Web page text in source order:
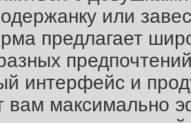
или
предлагает
интерфейс и
вам максимально